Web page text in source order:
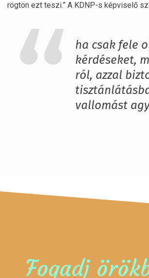
rögtön ezt teszi.” A KDNP-s képviselő
ha csak fele
kérdéseket,
ról, azzal
vallomást
Fogadj